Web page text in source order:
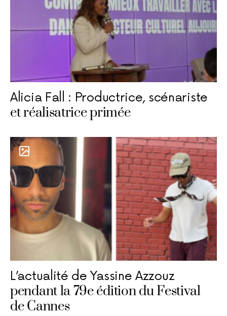
Alicia Fall : Productrice, scénariste
et réalisatrice primée
L’actualité de Yassine Azzouz
pendant la 79e édition du Festival
de Cannes